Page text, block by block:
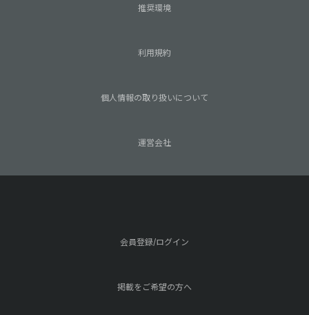
推奨環境
利用規約
個人情報の取り扱いについて
運営会社
会員登録/ログイン
掲載をご希望の方へ